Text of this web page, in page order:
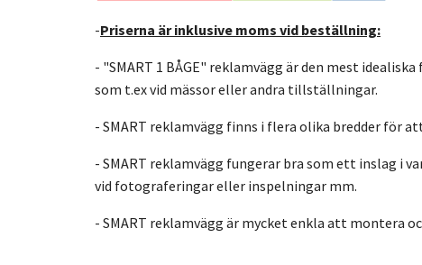
-Priserna är inklusive moms vid beställning:
- "SMART 1 BÅGE" reklamvägg är den mest
som t.ex vid mässor eller andra tillställningar.
- SMART reklamvägg finns i flera olika bredder för
- SMART reklamvägg fungerar bra som ett inslag i
vid fotograferingar eller inspelningar mm.
- SMART reklamvägg är mycket enkla att montera